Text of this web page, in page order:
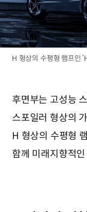
H 형상의 수평형 램프인
후면부는 고성능
스포일러 형상의
H 형상의 수평형
함께 미래지향적